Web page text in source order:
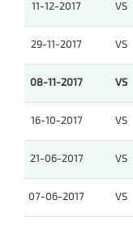
11-12-2017 VS
29-11-2017 VS
08-11-2017 VS
16-10-2017 VS
21-06-2017 VS
07-06-2017 VS